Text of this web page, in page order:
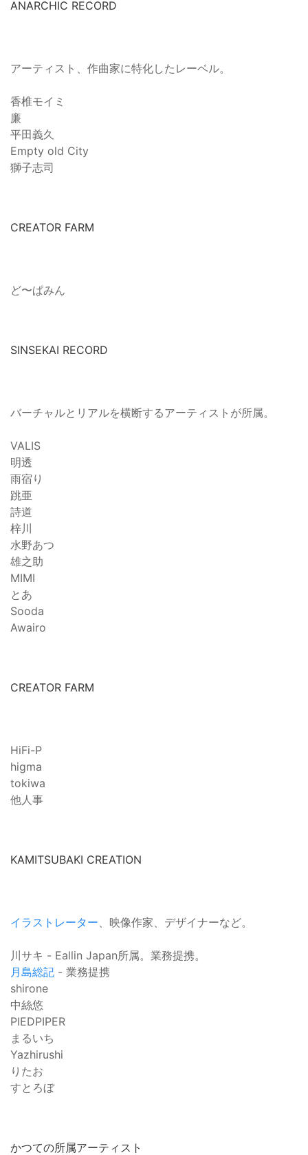
ANARCHIC RECORD
アーティスト、作曲家に特化したレーベル。
香椎モイミ
廉
平田義久
Empty old City
獅子志司
CREATOR FARM
ど〜ぱみん
SINSEKAI RECORD
バーチャルとリアルを横断するアーティストが所属。
VALIS
明透
雨宿り
跳亜
詩道
梓川
水野あつ
雄之助
MIMI
とあ
Sooda
Awairo
CREATOR FARM
HiFi-P
higma
tokiwa
他人事
KAMITSUBAKI CREATION
イラストレーター、映像作家、デザイナーなど。
川サキ - Eallin Japan所属。業務提携。
月島総記 - 業務提携
shirone
中絲悠
PIEDPIPER
まるいち
Yazhirushi
りたお
すとろぼ
かつての所属アーティスト